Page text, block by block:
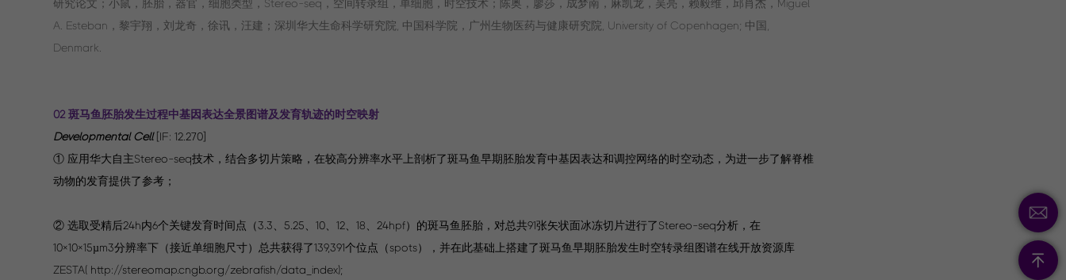
研究论文；小鼠，胚胎，器官，细胞类型，Stereo-seq，空间转录组，单细胞，时空技术；陈奥，廖莎，成梦南，麻凯龙，吴亮，赖毅维，邱肖杰，Miguel
A. Esteban，黎宇翔，刘龙奇，徐讯，汪建；深圳华大生命科学研究院, 中国科学院，广州生物医药与健康研究院, University of Copenhagen; 中国,
Denmark.
02 斑马鱼胚胎发生过程中基因表达全景图谱及发育轨迹的时空映射
Developmental Cell[IF: 12.270]
① 应用华大自主Stereo-seq技术，结合多切片策略，在较高分辨率水平上剖析了斑马鱼早期胚胎发育中基因表达和调控网络的时空动态，为进一步了解脊椎
动物的发育提供了参考；
② 选取受精后24h内6个关键发育时间点（3.3、5.25、10、12、18、24hpf）的斑马鱼胚胎，对总共91张矢状面冰冻切片进行了Stereo-seq分析，在
10×10×15µm3分辨率下（接近单细胞尺寸）总共获得了139,391个位点（spots），并在此基础上搭建了斑马鱼早期胚胎发生时空转录组图谱在线开放资源库
ZESTA( http://stereomap.cngb.org/zebrafish/data_index);